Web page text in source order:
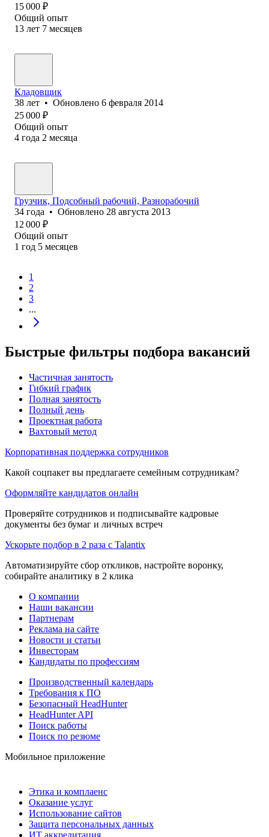
15 000 ₽
Общий опыт
13 лет 7 месяцев
Кладовщик
38 лет • Обновлено 6 февраля 2014
25 000 ₽
Общий опыт
4 года 2 месяца
Грузчик, Подсобный рабочий, Разнорабочий
34 года • Обновлено 28 августа 2013
12 000 ₽
Общий опыт
1 год 5 месяцев
1
2
3
...
Быстрые фильтры подбора вакансий
Частичная занятость
Гибкий график
Полная занятость
Полный день
Проектная работа
Вахтовый метод
Корпоративная поддержка сотрудников
Какой соцпакет вы предлагаете семейным сотрудникам?
Оформляйте кандидатов онлайн
Проверяйте сотрудников и подписывайте кадровые
документы без бумаг и личных встреч
Ускорьте подбор в 2 раза с Talantix
Автоматизируйте сбор откликов, настройте воронку,
собирайте аналитику в 2 клика
О компании
Наши вакансии
Партнерам
Реклама на сайте
Новости и статьи
Инвесторам
Кандидаты по профессиям
Производственный календарь
Требования к ПО
Безопасный HeadHunter
HeadHunter API
Поиск работы
Поиск по резюме
Мобильное приложение
Этика и комплаенс
Оказание услуг
Использование сайтов
Защита персональных данных
ИТ аккредитация